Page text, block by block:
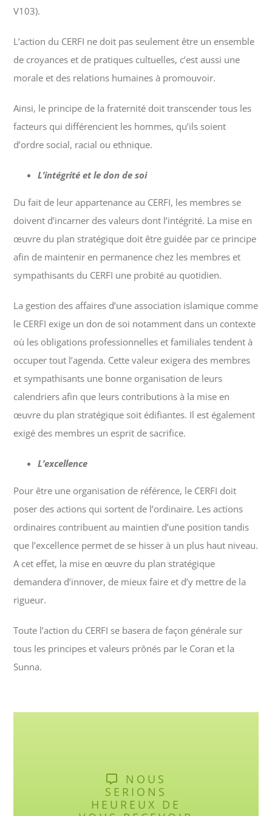
V103).
L’action du CERFI ne doit pas seulement être un ensemble
de croyances et de pratiques cultuelles, c’est aussi une
morale et des relations humaines à promouvoir.
Ainsi, le principe de la fraternité doit transcender tous les
facteurs qui différencient les hommes, qu’ils soient
d’ordre social, racial ou ethnique.
L’intégrité et le don de soi
Du fait de leur appartenance au CERFI, les membres se
doivent d’incarner des valeurs dont l’intégrité. La mise en
œuvre du plan stratégique doit être guidée par ce principe
afin de maintenir en permanence chez les membres et
sympathisants du CERFI une probité au quotidien.
La gestion des affaires d’une association islamique comme
le CERFI exige un don de soi notamment dans un contexte
où les obligations professionnelles et familiales tendent à
occuper tout l’agenda. Cette valeur exigera des membres
et sympathisants une bonne organisation de leurs
calendriers afin que leurs contributions à la mise en
œuvre du plan stratégique soit édifiantes. Il est également
exigé des membres un esprit de sacrifice.
L’excellence
Pour être une organisation de référence, le CERFI doit
poser des actions qui sortent de l’ordinaire. Les actions
ordinaires contribuent au maintien d’une position tandis
que l’excellence permet de se hisser à un plus haut niveau.
A cet effet, la mise en œuvre du plan stratégique
demandera d’innover, de mieux faire et d’y mettre de la
rigueur.
Toute l’action du CERFI se basera de façon générale sur
tous les principes et valeurs prônés par le Coran et la
Sunna.
NOUS
SERIONS
HEUREUX DE